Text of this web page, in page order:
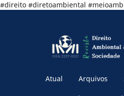
#direito #diretoambiental
Atual Arquivos